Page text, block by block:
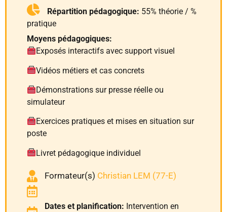
Répartition pédagogique: 55% théorie / %
pratique
Moyens pédagogiques:
Exposés interactifs avec support visuel
Vidéos métiers et cas concrets
Démonstrations sur presse réelle ou
simulateur
Exercices pratiques et mises en situation sur
poste
Livret pédagogique individuel
Formateur(s) Christian LEM (77-E)
Dates et planification: Intervention en